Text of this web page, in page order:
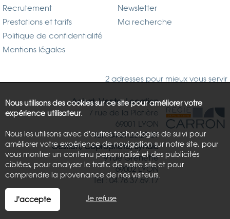
Recrutement
Prestations et tarifs
Politique de confidentialité
Mentions légales
Newsletter
Ma recherche
2 adresses pour mieux vous servir
Achat, Vente, Location
7 rue de la Platière
69001 LYON
Tél : 04.37.26.21.81
Gestion, Copropriété, Syndic
9 rue Grenette
69002 LYON
Tél : 04.78.37.69.17
Nous utilisons des cookies sur ce site pour améliorer votre
expérience utilisateur.
Nous les utilisons avec d'autres technologies de suivi pour
améliorer votre expérience de navigation sur notre site, pour
vous montrer un contenu personnalisé et des publicités
ciblées, pour analyser le trafic de notre site et pour
comprendre la provenance de nos visiteurs.
J'accepte Je refuse